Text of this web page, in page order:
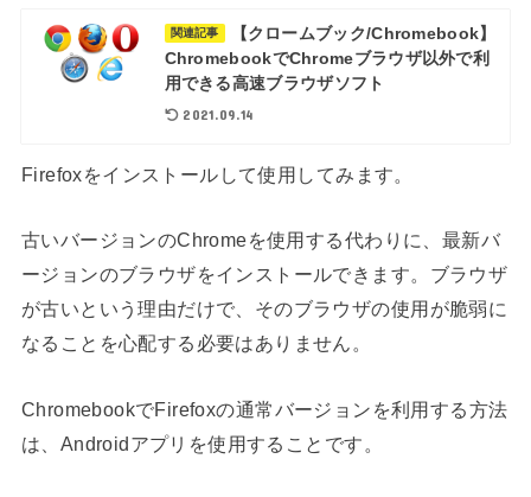
関連記事
【クロームブック/Chromebook】
ChromebookでChromeブラウザ以外で利
用できる高速ブラウザソフト
2021.09.14
Firefoxをインストールして使用してみます。
古いバージョンのChromeを使用する代わりに、最新バ
ージョンのブラウザをインストールできます。ブラウザ
が古いという理由だけで、そのブラウザの使用が脆弱に
なることを心配する必要はありません。
ChromebookでFirefoxの通常バージョンを利用する方法
は、Androidアプリを使用することです。